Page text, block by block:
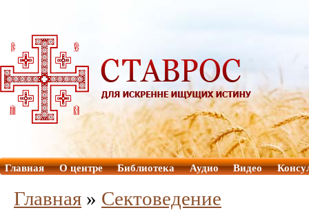
Главная О центре Библиотека Аудио Видео
Главная » Сектоведение